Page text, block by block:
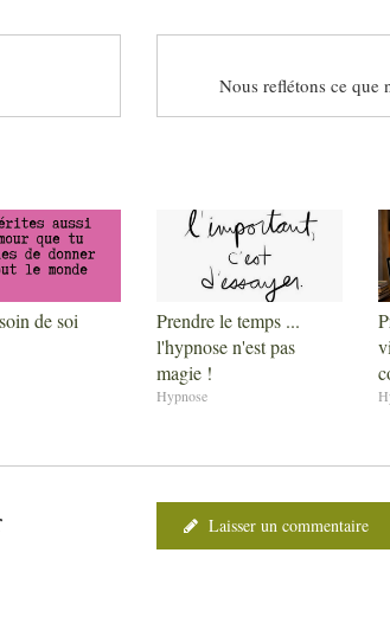
Nous reflétons ce que
de soi
Prendre le temps ...
l'hypnose n'est pas
magie !
Hypnose
Laisser un commentaire